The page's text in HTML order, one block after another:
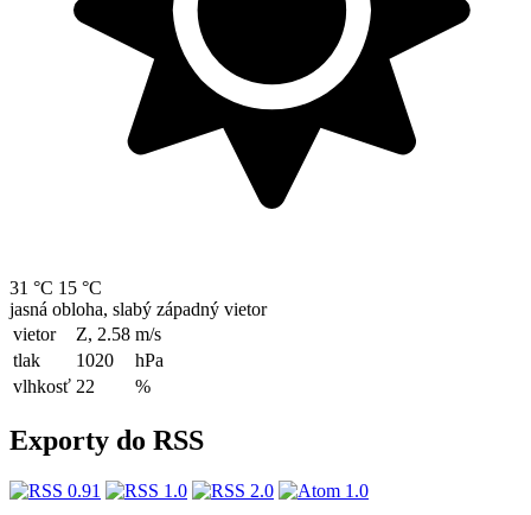
31 °C 15 °C
jasná obloha, slabý západný vietor
vietor
Z, 2.58 m/s
tlak
1020
hPa
vlhkosť 22 %
Exporty do RSS